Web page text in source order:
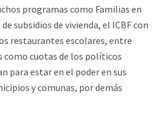
programas como Familias en
subsidios de vivienda, el ICBF con
restaurantes escolares, entre
cuotas de los políticos
para estar en el poder en sus
y comunas, por demás